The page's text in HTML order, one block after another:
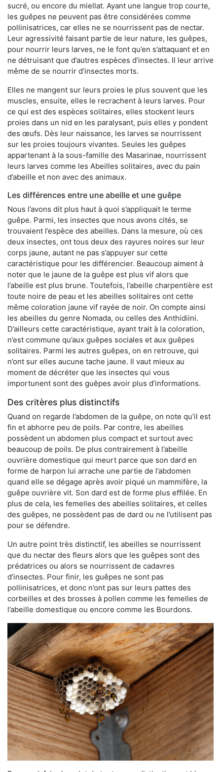
sucré, ou encore du miellat. Ayant une langue trop courte,
les guêpes ne peuvent pas être considérées comme
pollinisatrices, car elles ne se nourrissent pas de nectar.
Leur agressivité faisant partie de leur nature, les guêpes,
pour nourrir leurs larves, ne le font qu’en s’attaquant et en
ne détruisant que d’autres espèces d’insectes. Il leur arrive
même de se nourrir d’insectes morts.
Elles ne mangent sur leurs proies le plus souvent que les
muscles, ensuite, elles le recrachent à leurs larves. Pour
ce qui est des espèces solitaires, elles stockent leurs
proies dans un nid en les paralysant, puis elles y pondent
des œufs. Dès leur naissance, les larves se nourrissent
sur les proies toujours vivantes. Seules les guêpes
appartenant à la sous-famille des Masarinae, nourrissent
leurs larves comme les Abeilles solitaires, avec du pain
d’abeille et non avec des animaux.
Les différences entre une abeille et une guêpe
Nous l’avons dit plus haut à quoi s’appliquait le terme
guêpe. Parmi, les insectes que nous avons cités, se
trouvaient l’espèce des abeilles. Dans la mesure, où ces
deux insectes, ont tous deux des rayures noires sur leur
corps jaune, autant ne pas s’appuyer sur cette
caractéristique pour les différencier. Beaucoup aiment à
noter que le jaune de la guêpe est plus vif alors que
l’abeille est plus brune. Toutefois, l’abeille charpentière est
toute noire de peau et les abeilles solitaires ont cette
même coloration jaune vif rayée de noir. On compte ainsi
les abeilles du genre Nomada, ou celles des Anthidiini.
D’ailleurs cette caractéristique, ayant trait à la coloration,
n’est commune qu’aux guêpes sociales et aux guêpes
solitaires. Parmi les autres guêpes, on en retrouve, qui
n’ont sur elles aucune tache jaune. Il vaut mieux au
moment de décréter que les insectes qui vous
importunent sont des guêpes avoir plus d’informations.
Des critères plus distinctifs
Quand on regarde l’abdomen de la guêpe, on note qu’il est
fin et abhorre peu de poils. Par contre, les abeilles
possèdent un abdomen plus compact et surtout avec
beaucoup de poils. De plus contrairement à l’abeille
ouvrière domestique qui meurt parce que son dard en
forme de harpon lui arrache une partie de l’abdomen
quand elle se dégage après avoir piqué un mammifère, la
guêpe ouvrière vit. Son dard est de forme plus effilée. En
plus de cela, les femelles des abeilles solitaires, et celles
des guêpes, ne possèdent pas de dard ou ne l’utilisent pas
pour se défendre.
Un autre point très distinctif, les abeilles se nourrissent
que du nectar des fleurs alors que les guêpes sont des
prédatrices ou alors se nourrissent de cadavres
d’insectes. Pour finir, les guêpes ne sont pas
pollinisatrices, et donc n’ont pas sur leurs pattes des
corbeilles et des brosses à pollen comme les femelles de
l’abeille domestique ou encore comme les Bourdons.